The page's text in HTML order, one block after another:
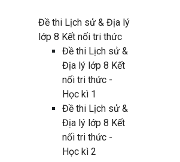
Đề thi Lịch sử & Địa lý
lớp 8 Kết nối tri thức
Đề thi Lịch sử &
Địa lý lớp 8 Kết
nối tri thức -
Học kì 1
Đề thi Lịch sử &
Địa lý lớp 8 Kết
nối tri thức -
Học kì 2